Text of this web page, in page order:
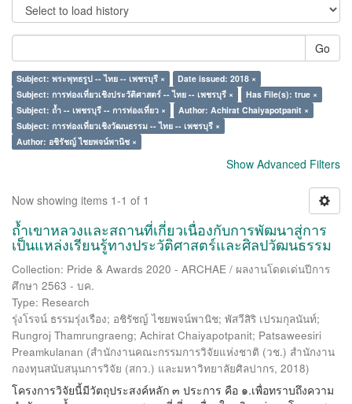
Go
Subject: พระพุทธรูป -- ไทย -- เพชรบุรี ×
Date issued: 2018 ×
Subject: การท่องเที่ยวเชิงประวัติศาสตร์ -- ไทย -- เพชรบุรี ×
Has File(s): true ×
Subject: ถ้ำ -- เพชรบุรี -- การท่องเที่ยว ×
Author: Achirat Chaiyapotpanit ×
Subject: การท่องเที่ยวเชิงวัฒนธรรม -- ไทย -- เพชรบุรี ×
Author: อชิรัชญ์ ไชยพจน์พานิช ×
Show Advanced Filters
Now showing items 1-1 of 1
ถ้ำเขาหลวงและสถานที่เกี่ยวเนื่องกับการพัฒนาสู่การ
เป็นแหล่งเรียนรู้ทางประวัติศาสตร์และศิลปวัฒนธรรม
Collection: Pride & Awards 2020 - ARCHAE / ผลงานโดดเด่นปีการ
ศึกษา 2563 - บค.
Type: Research
รุ่งโรจน์ ธรรมรุ่งเรือง; อชิรัชญ์ ไชยพจน์พานิช; พัสวีสิริ เปรมกุลนันท์;
Rungroj Thamrungraeng; Achirat Chaiyapotpanit; Patsaweesiri
Preamkulanan (สำนักงานคณะกรรมการวิจัยแห่งชาติ (วช.) สำนักงาน
กองทุนสนับสนุนการวิจัย (สกว.) และมหาวิทยาลัยศิลปากร, 2018)
โครงการวิจัยนี้มีวัตถุประสงค์หลัก ๓ ประการ คือ ๑.เพื่อทราบถึงความ